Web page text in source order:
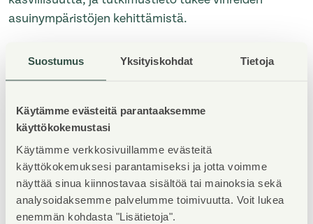
Suostumus Yksityiskohdat Tietoja
Käytämme evästeitä parantaaksemme
käyttökokemustasi
Käytämme verkkosivuillamme evästeitä
käyttökokemuksesi parantamiseksi ja jotta voimme
näyttää sinua kiinnostavaa sisältöä tai mainoksia sekä
analysoidaksemme palvelumme toimivuutta. Voit lukea
enemmän kohdasta "Lisätietoja".
asuinympäristöjen kehittämistä.
Hankkeen kehittäjänä toimii Arkta Reponen,
ympäristöbiologi ja maisemasuunnittelija
Haku asumisoikeusasuntoihin on käynnissä 27.11.–
10.12.2025 Asuntosäätiön verkkopalvelussa
Yhteystiedot medialle